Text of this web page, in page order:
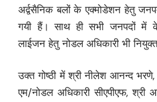
अर्द्वसैनिक बलों के एक्मोडेशन हेतु
गयी हैं। साथ ही सभी जनपदों में
लाईजन हेतु नोडल अधिकारी भी
उक्त गोष्ठी में श्री नीलेश आनन्द भरणे,
एम/नोडल अधिकारी सीएपीएफ, श्री